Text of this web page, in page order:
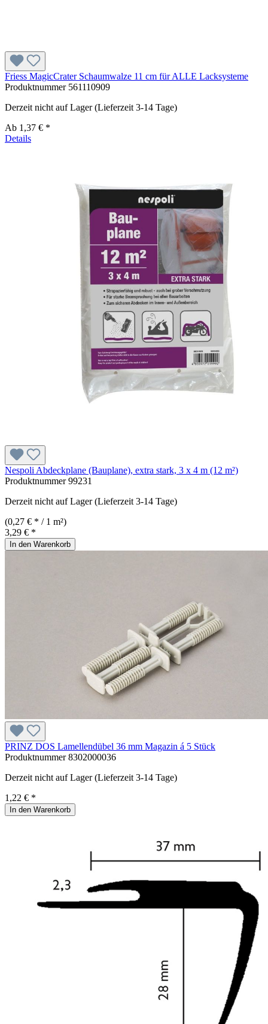
Friess MagicCrater Schaumwalze 11 cm für ALLE Lacksysteme
Produktnummer 561110909
Derzeit nicht auf Lager (Lieferzeit 3-14 Tage)
Ab 1,37 € *
Details
Nespoli Abdeckplane (Bauplane), extra stark, 3 x 4 m (12 m²)
Produktnummer99231
Derzeit nicht auf Lager (Lieferzeit 3-14 Tage)
(0,27 € * / 1 m²)
3,29 € *
In den Warenkorb
PRINZ DOS Lamellendübel 36 mm Magazin á 5 Stück
Produktnummer8302000036
Derzeit nicht auf Lager (Lieferzeit 3-14 Tage)
1,22 € *
In den Warenkorb